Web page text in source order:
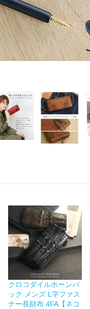
クロコダイルホーンバ
ック メンズ L字ファス
ナー長財布 4FA【ネコ